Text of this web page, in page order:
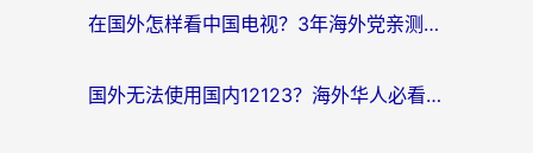
在国外怎样看中国电视？3年海外党亲测有效的追剧加速器指南
国外无法使用国内12123？海外华人必看：选对回国加速器，解决迪拜语音+12123访问难题